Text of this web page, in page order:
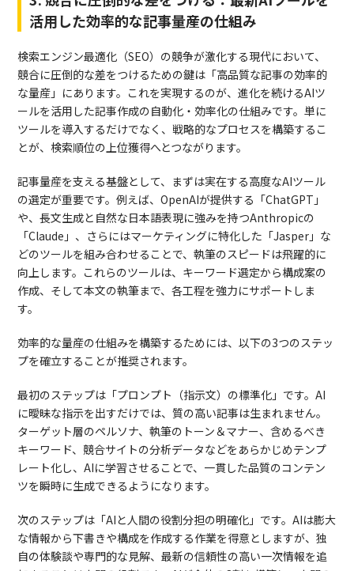
活用した効率的な記事量産の仕組み
検索エンジン最適化（SEO）の競争が激化する現代において、
競合に圧倒的な差をつけるための鍵は「高品質な記事の効率的
な量産」にあります。これを実現するのが、進化を続けるAIツ
ールを活用した記事作成の自動化・効率化の仕組みです。単に
ツールを導入するだけでなく、戦略的なプロセスを構築するこ
とが、検索順位の上位獲得へとつながります。
記事量産を支える基盤として、まずは実在する高度なAIツール
の選定が重要です。例えば、OpenAIが提供する「ChatGPT」
や、長文生成と自然な日本語表現に強みを持つAnthropicの
「Claude」、さらにはマーケティングに特化した「Jasper」な
どのツールを組み合わせることで、執筆のスピードは飛躍的に
向上します。これらのツールは、キーワード選定から構成案の
作成、そして本文の執筆まで、各工程を強力にサポートしま
す。
効率的な量産の仕組みを構築するためには、以下の3つのステッ
プを確立することが推奨されます。
最初のステップは「プロンプト（指示文）の標準化」です。AI
に曖昧な指示を出すだけでは、質の高い記事は生まれません。
ターゲット層のペルソナ、執筆のトーン＆マナー、含めるべき
キーワード、競合サイトの分析データなどをあらかじめテンプ
レート化し、AIに学習させることで、一貫した品質のコンテン
ツを瞬時に生成できるようになります。
次のステップは「AIと人間の役割分担の明確化」です。AIは膨大
な情報から下書きや構成を作成する作業を得意としますが、独
自の体験談や専門的な見解、最新の信頼性の高い一次情報を追